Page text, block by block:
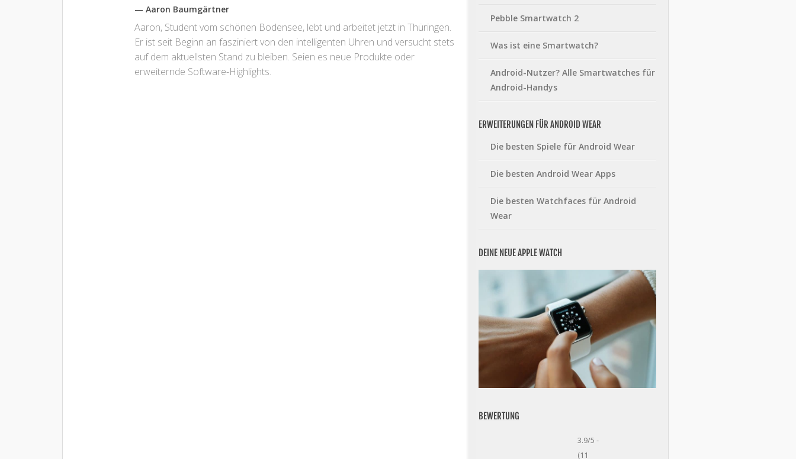
— Aaron Baumgärtner
Aaron, Student vom schönen Bodensee, lebt und arbeitet jetzt in Thüringen.
Er ist seit Beginn an fasziniert von den intelligenten Uhren und versucht stets
auf dem aktuellsten Stand zu bleiben. Seien es neue Produkte oder
erweiternde Software-Highlights.
Pebble Smartwatch 2
Was ist eine Smartwatch?
Android-Nutzer? Alle Smartwatches für
Android-Handys
ERWEITERUNGEN FÜR ANDROID WEAR
Die besten Spiele für Android Wear
Die besten Android Wear Apps
Die besten Watchfaces für Android
Wear
DEINE NEUE APPLE WATCH
BEWERTUNG
3.9/5 -
(11